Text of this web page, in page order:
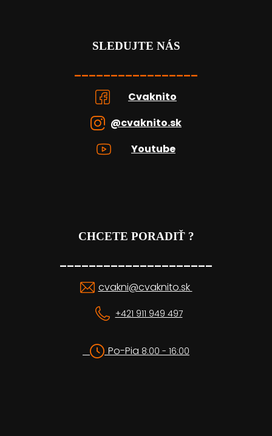
SLEDUJTE NÁS
_________________
Cvaknito
@cvaknito.sk
Youtube
CHCETE PORADIŤ ?
_____________________
cvakni@cvaknito.sk
+421 911 949 497
Po-Pia 8:00 - 16:00